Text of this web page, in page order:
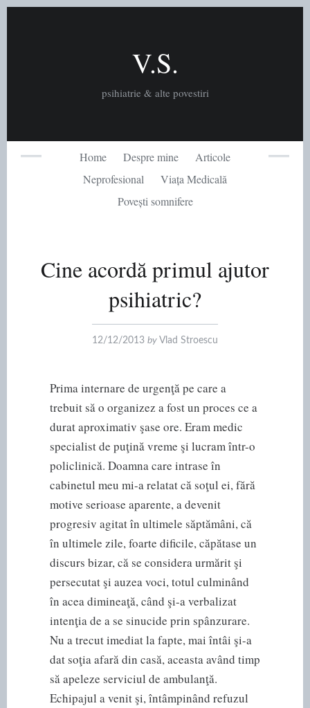
V.S.
psihiatrie & alte povestiri
Home Despre mine
Articole
Neprofesional
Viața Medicală
Povești somnifere
Cine acordă primul ajutor
psihiatric?
12/12/2013 by Vlad Stroescu
Prima internare de urgenţă pe care a
trebuit să o organizez a fost un proces ce a
durat aproximativ şase ore. Eram medic
specialist de puţină vreme şi lucram într-o
policlinică. Doamna care intrase în
cabinetul meu mi-a relatat că soţul ei, fără
motive serioase aparente, a devenit
progresiv agitat în ultimele săptămâni, că
în ultimele zile, foarte dificile, căpătase un
discurs bizar, că se considera urmărit şi
persecutat şi auzea voci, totul culminând
în acea dimineaţă, când şi-a verbalizat
intenţia de a se sinucide prin spânzurare.
Nu a trecut imediat la fapte, mai întâi şi-a
dat soţia afară din casă, aceasta având timp
să apeleze serviciul de ambulanţă.
Echipajul a venit şi, întâmpinând refuzul